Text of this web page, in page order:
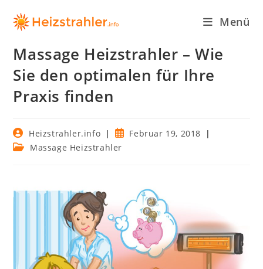
Inhalt
springen
Menü
Massage Heizstrahler – Wie
Sie den optimalen für Ihre
Praxis finden
Beitrags-
Autor:
Heizstrahler.info
Beitrag
veröffentlicht:
Februar 19, 2018
Beitrags-
Massage Heizstrahler